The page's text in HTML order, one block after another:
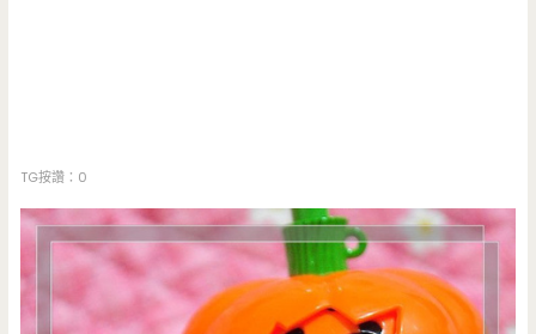
TG按讚：0